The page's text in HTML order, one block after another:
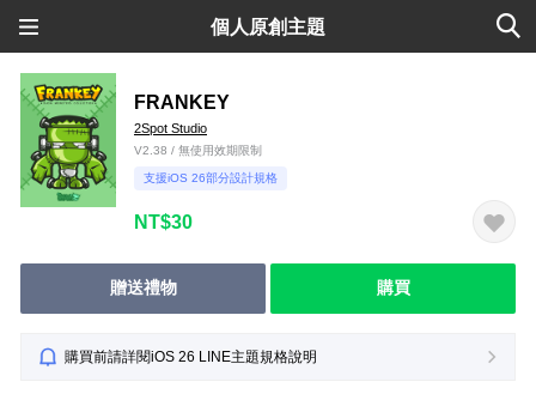
個人原創主題
FRANKEY
2Spot Studio
V2.38 / 無使用效期限制
支援iOS 26部分設計規格
NT$30
贈送禮物 購買
購買前請詳閱iOS 26 LINE主題規格說明